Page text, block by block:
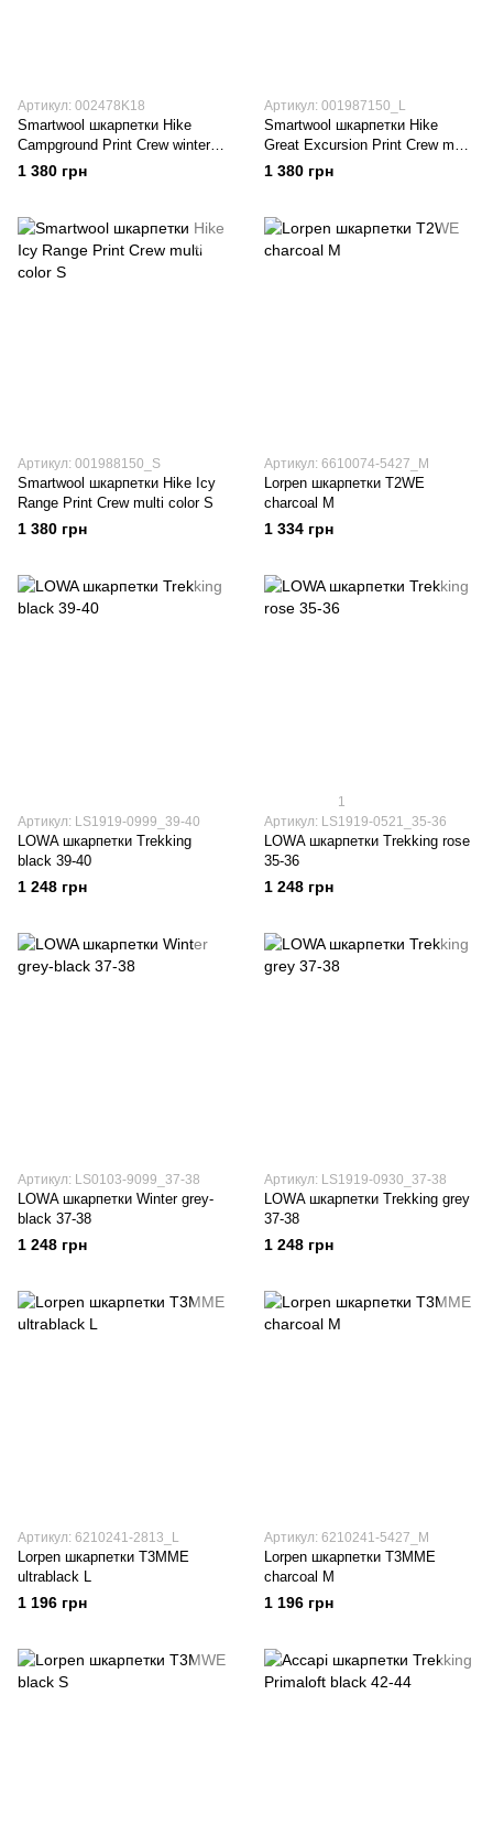
Артикул: 002478K18
Smartwool шкарпетки Hike
Campground Print Crew winter
moss L
1 380 грн
Артикул: 001987150_L
Smartwool шкарпетки Hike
Great Excursion Print Crew multi
color L
1 380 грн
Артикул: 001988150_S
Smartwool шкарпетки Hike Icy
Range Print Crew multi color S
1 380 грн
Артикул: 6610074-5427_M
Lorpen шкарпетки T2WE
charcoal M
1 334 грн
Артикул: LS1919-0999_39-40
LOWA шкарпетки Trekking
black 39-40
1 248 грн
1
Артикул: LS1919-0521_35-36
LOWA шкарпетки Trekking rose
35-36
1 248 грн
Артикул: LS0103-9099_37-38
LOWA шкарпетки Winter grey-
black 37-38
1 248 грн
Артикул: LS1919-0930_37-38
LOWA шкарпетки Trekking grey
37-38
1 248 грн
Артикул: 6210241-2813_L
Lorpen шкарпетки T3MME
ultrablack L
1 196 грн
Артикул: 6210241-5427_M
Lorpen шкарпетки T3MME
charcoal M
1 196 грн